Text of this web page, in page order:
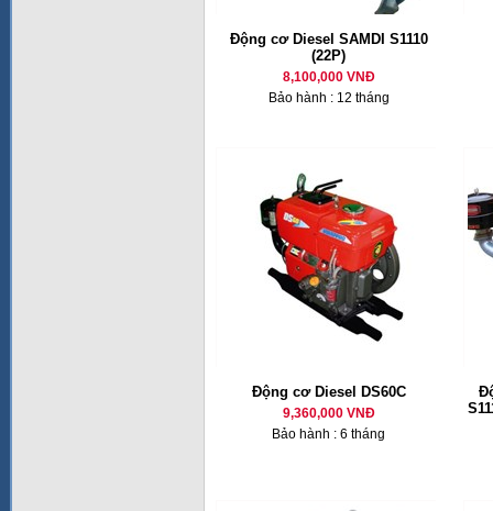
Động cơ Diesel SAMDI S1110
(22P)
8,100,000 VNĐ
Bảo hành : 12 tháng
Động cơ Diesel DS60C
9,360,000 VNĐ
Bảo hành : 6 tháng